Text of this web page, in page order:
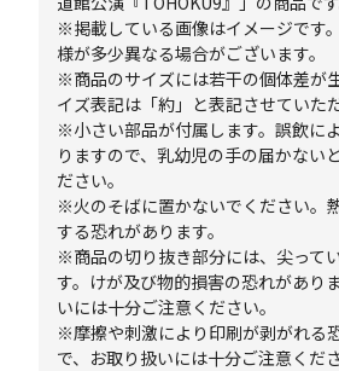
※掲載している画像はイメージです
様が多少異なる場合がございます。
※商品のサイズには若干の個体差が
イズ表記は「約」と表記させていた
※小さい部品が付属します。誤飲に
りますので、乳幼児の手の届かない
ださい。
※火のそばに置かないでください。
する恐れがあります。
※商品の切り抜き部分には、尖って
す。けが及び物的損害の恐れがあり
いには十分ご注意ください。
※摩擦や刺激により印刷が剥がれる
で、お取り扱いには十分ご注意くださ